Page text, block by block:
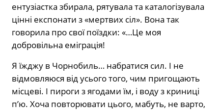
ентузіастка збирала, рятувала та каталогізувала
цінні експонати з «мертвих сіл». Вона так
говорила про свої поїздки: «…Це моя
добровільна еміграція!
Я їжджу в Чорнобиль… набратися сил. І не
відмовляюся від усього того, чим пригощають
місцеві. І пироги з ягодами їм, і воду з криниці
п’ю. Хоча повторювати цього, мабуть, не варто,